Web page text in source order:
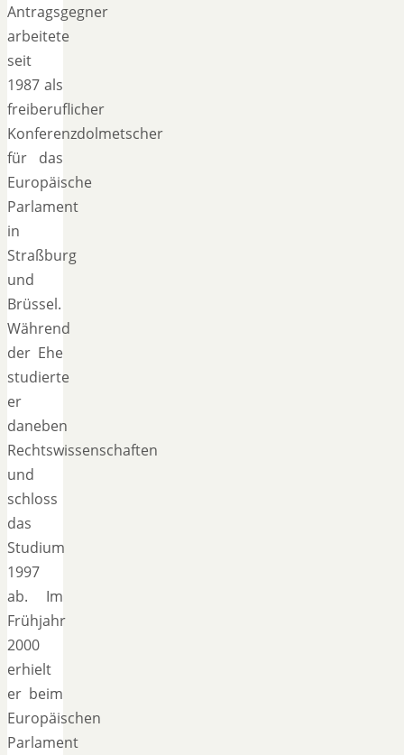
Antragsgegner
arbeitete
seit
1987 als
freiberuflicher
Konferenzdolmetscher
für das
Europäische
Parlament
in
Straßburg
und
Brüssel.
Während
der Ehe
studierte
er
daneben
Rechtswissenschaften
und
schloss
das
Studium
1997
ab. Im
Frühjahr
2000
erhielt
er beim
Europäischen
Parlament